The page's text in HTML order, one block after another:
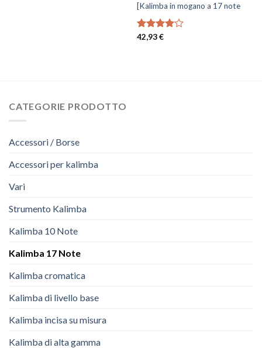
[Kalimba in mogano a 17 note
Voto
42,93€
CATEGORIE PRODOTTO
Accessori / Borse
Accessori per kalimba
Vari
Strumento Kalimba
Kalimba 10 Note
Kalimba 17 Note
Kalimba cromatica
Kalimba di livello base
Kalimba incisa su misura
Kalimba di alta gamma